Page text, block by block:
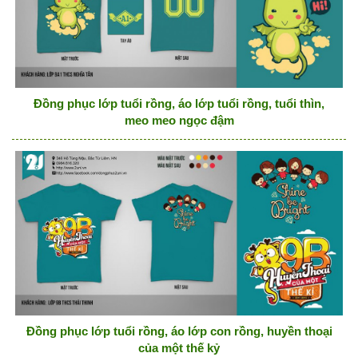
Đồng phục lớp tuổi rồng, áo lớp tuổi rồng, tuổi thìn,
meo meo ngọc đậm
Đồng phục lớp tuổi rồng, áo lớp con rồng, huyền thoại
của một thế kỷ